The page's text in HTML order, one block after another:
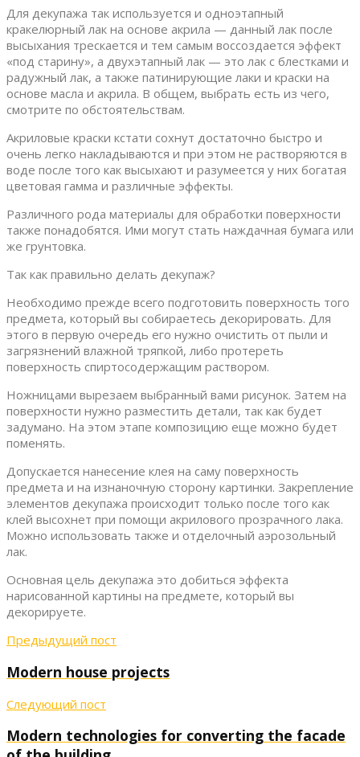
Для декупажа так используется и одноэтапный
кракелюрный лак на основе акрила — данный лак после
высыхания трескается и тем самым воссоздается эффект
«под старину», а двухэтапный лак — это лак с блестками и
радужный лак, а также патинирующие лаки и краски на
основе масла и акрила. В общем, выбрать есть из чего,
смотрите по обстоятельствам.
Акриловые краски кстати сохнут достаточно быстро и
очень легко накладываются и при этом не растворяются в
воде после того как высыхают и разумеется у них богатая
цветовая гамма и различные эффекты.
Различного рода материалы для обработки поверхности
также понадобятся. Ими могут стать наждачная бумага или
же грунтовка.
Так как правильно делать декупаж?
Необходимо прежде всего подготовить поверхность того
предмета, который вы собираетесь декорировать. Для
этого в первую очередь его нужно очистить от пыли и
загрязнений влажной тряпкой, либо протереть
поверхность спиртосодержащим раствором.
Ножницами вырезаем выбранный вами рисунок. Затем на
поверхности нужно разместить детали, так как будет
задумано. На этом этапе композицию еще можно будет
поменять.
Допускается нанесение клея на саму поверхность
предмета и на изнаночную сторону картинки. Закрепление
элементов декупажа происходит только после того как
клей высохнет при помощи акрилового прозрачного лака.
Можно использовать также и отделочный аэрозольный
лак.
Основная цель декупажа это добиться эффекта
нарисованной картины на предмете, который вы
декорируете.
Предыдущий пост
Modern house projects
Следующий пост
Modern technologies for converting the facade